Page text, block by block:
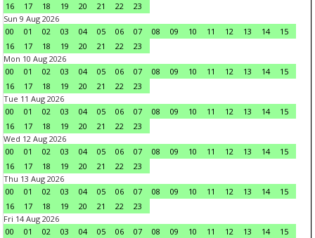
16
17 18 19 20 21 22
23
Sun 9 Aug 2026
00
01 02 03 04 05 06 07 08 09 10 11 12 13 14
15
16
17 18 19 20 21 22
23
Mon 10 Aug 2026
00
01 02 03 04 05 06 07 08 09 10 11 12 13 14
15
16
17 18 19 20 21 22
23
Tue 11 Aug 2026
00
01 02 03 04 05 06 07 08 09 10 11 12 13 14
15
16
17 18 19 20 21 22
23
Wed 12 Aug 2026
00
01 02 03 04 05 06 07 08 09 10 11 12 13 14
15
16
17 18 19 20 21 22
23
Thu 13 Aug 2026
00
01 02 03 04 05 06 07 08 09 10 11 12 13 14
15
16
17 18 19 20 21 22
23
Fri 14 Aug 2026
00
01 02 03 04 05 06 07 08 09 10 11 12 13 14 15